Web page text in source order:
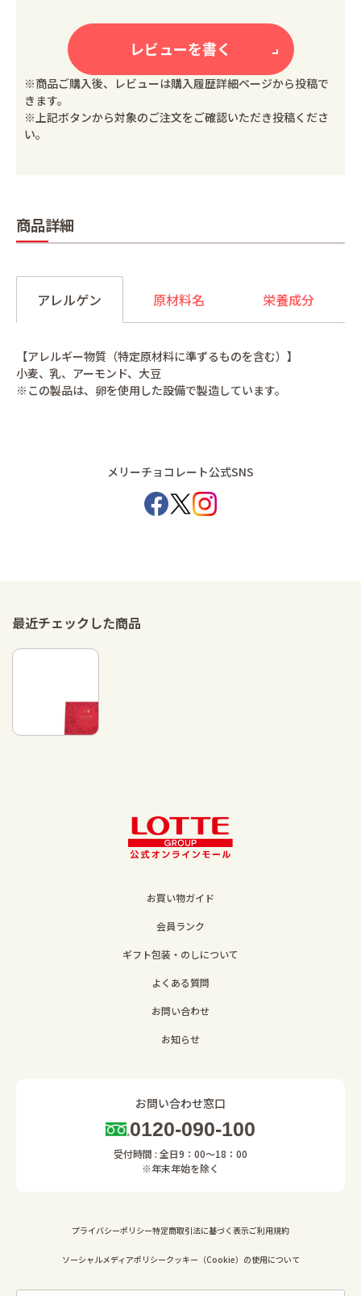
レビューを書く
※商品ご購入後、レビューは購入履歴詳細ページから投稿で
きます。
※上記ボタンから対象のご注文をご確認いただき投稿くださ
い。
商品詳細
アレルゲン 原材料名 栄養成分
【アレルギー物質（特定原材料に準ずるものを含む）】
小麦、乳、アーモンド、大豆
※この製品は、卵を使用した設備で製造しています。
メリーチョコレート公式SNS
最近チェックした商品
お買い物ガイド
会員ランク
ギフト包装・のしについて
よくある質問
お問い合わせ
お知らせ
お問い合わせ窓口
0120-090-100
受付時間 : 全日9：00～18：00
※年末年始を除く
プライバシーポリシー特定商取引法に基づく表示ご利用規約
ソーシャルメディアポリシークッキー（Cookie）の使用について